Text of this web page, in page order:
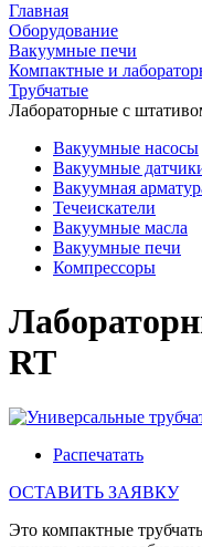
Главная
Оборудование
Вакуумные печи
Компактные и
Трубчатые
Лабораторные с
Вакуумные насосы
Вакуумные
Вакуумная
Течеискатели
Вакуумные масла
Вакуумные печи
Компрессоры
RT
Распечатать
ОСТАВИТЬ ЗАЯВКУ
Это компактные